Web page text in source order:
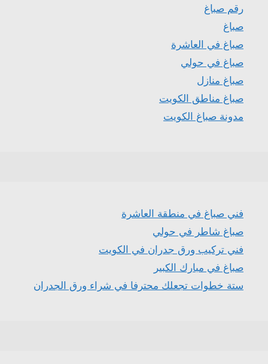
رقم صباغ
صباغ
صباغ في العاشرة
صباغ في حولي
صباغ منازل
صباغ مناطق الكويت
مدونة صباغ الكويت
فني صباغ في منطقة العاشرة
صباغ شاطر في حولي
فني تركيب ورق جدران في الكويت
صباغ في مبارك الكبير
ستة خطوات تجعلك محترفا في شراء ورق الجدران